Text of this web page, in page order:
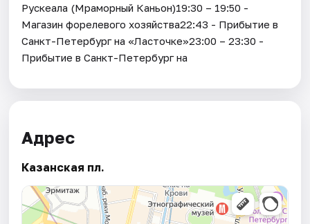
Рускеала (Мраморный Каньон)19:30 – 19:50 -
Магазин форелевого хозяйства22:43 - Прибытие в
Санкт-Петербург на «Ласточке»23:00 – 23:30 -
Прибытие в Санкт-Петербург на
Адрес
Казанская пл.